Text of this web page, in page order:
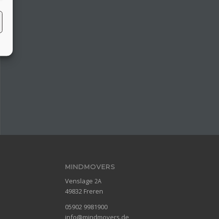
MINDMOVERS
Venslage 2A
49832 Freren
05902 9981900
info@mindmovers.de